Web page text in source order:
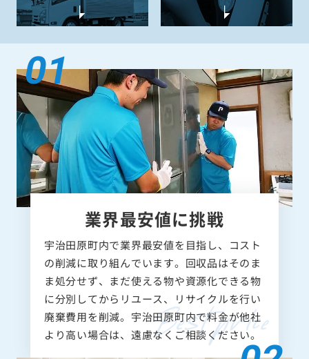
業界最安値に挑戦
宇治田原町内で業界最安値を目指し、コスト
の削減に取り組んでいます。回収品はそのま
ま処分せず、まだ使える物や資源化できる物
に分別してからリユース、リサイクルを行い
廃棄費用を削減。宇治田原町内で料金が他社
より高い場合は、遠慮なくご相談ください。